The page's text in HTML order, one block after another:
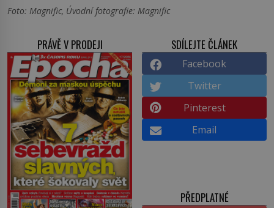
Foto: Magnific, Úvodní fotografie: Magnific
PRÁVĚ V PRODEJI SDÍLEJTE ČLÁNEK
Facebook
Twitter
Pinterest
Email
PŘEDPLATNÉ